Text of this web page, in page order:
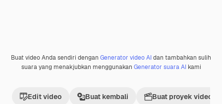
PremiumDihasilkan oleh AI
Buat video Anda sendiri dengan Generator video AIdan tambahkan sulih
suara yang menakjubkan menggunakan Generator suara AIkami
Edit video Buat kembali Buat proyek video